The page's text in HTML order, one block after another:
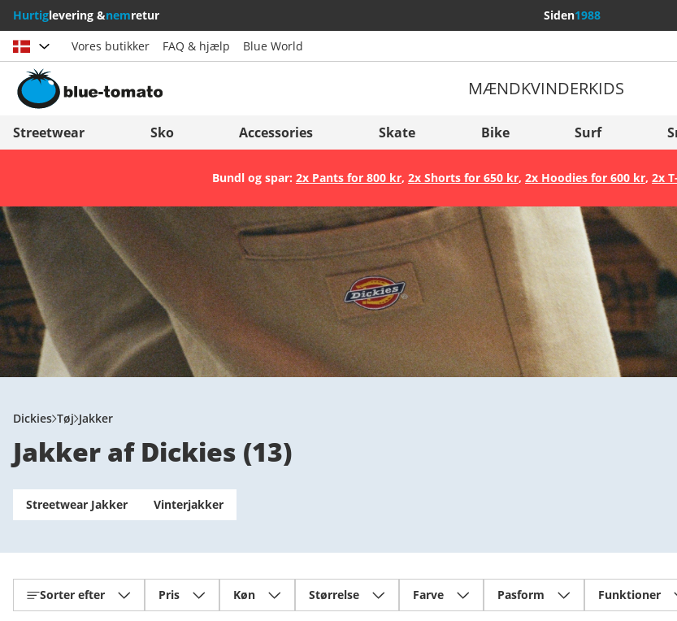
Hurtiglevering &nemretur Siden1988
Vælg land
Österreich
Suisse (Français)
Svizzera (Italiano)
France
Italia (Italiano)
Italien (Deutsch)
España
Suomi
United Kingdom
Slovenija
België (Nederlands)
Belgique (Français)
Danmark
Norge
Vores butikker FAQ & hjælp Blue World
MÆNDKVINDERKIDS
Streetwear Sko Accessories Skate Bike Surf
Bundl og spar: 2x Pants for 800 kr, 2x Shorts for 650 kr, 2x Hoodies for 600 kr, 2x
Dickies Tøj Jakker
Jakker af Dickies (13)
Streetwear Jakker Vinterjakker
Sorter efter Pris Køn Størrelse Farve Pasform Funktioner